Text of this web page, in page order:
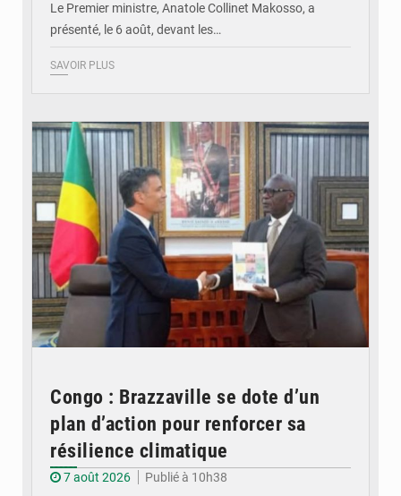
Le Premier ministre, Anatole Collinet Makosso, a
présenté, le 6 août, devant les…
SAVOIR PLUS
Congo : Brazzaville se dote d’un
plan d’action pour renforcer sa
résilience climatique
7 août 2026
Publié à 10h38